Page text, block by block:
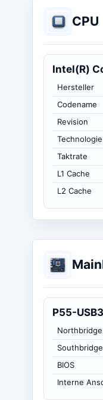
CPU
Intel(R)
Hersteller
Codename
Revision
Technologie
Taktrate
L1 Cache
L2 Cache
P55-USB3
Northbridge
Southbridge
BIOS
Interne